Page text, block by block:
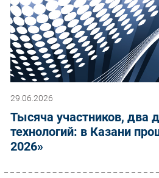
29.06.2026
Тысяча участников, два
технологий: в Казани
2026»